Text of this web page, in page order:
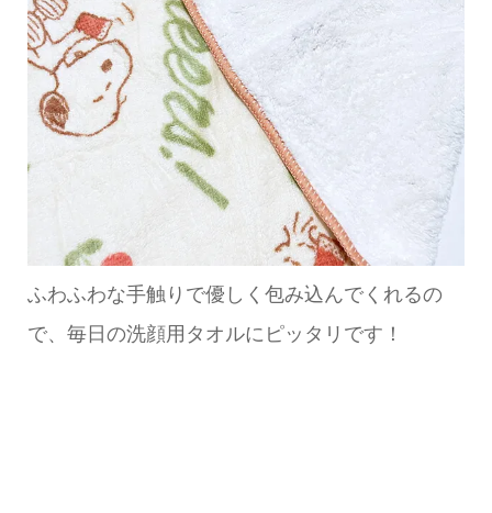
ふわふわな手触りで優しく包み込んでくれるの
で、毎日の洗顔用タオルにピッタリです！